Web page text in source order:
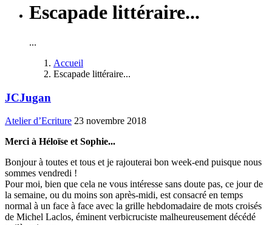
Escapade littéraire...
...
Accueil
Escapade littéraire...
JCJugan
Atelier d’Ecriture 23 novembre 2018
Merci à Héloïse et Sophie...
Bonjour à toutes et tous et je rajouterai bon week-end puisque nous
sommes vendredi !
Pour moi, bien que cela ne vous intéresse sans doute pas, ce jour de
la semaine, ou du moins son après-midi, est consacré en temps
normal à un face à face avec la grille hebdomadaire de mots croisés
de Michel Laclos, éminent verbicruciste malheureusement décédé